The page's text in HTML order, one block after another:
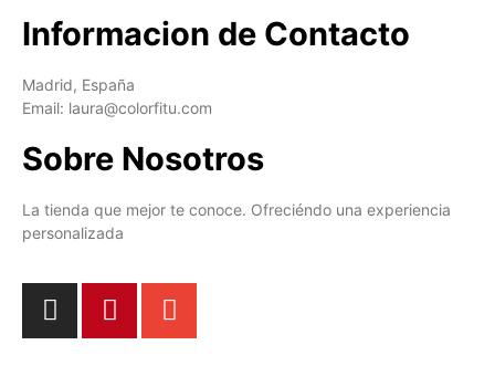
Informacion de Contacto
Madrid, España
Email: laura@colorfitu.com
Sobre Nosotros
La tienda que mejor te conoce. Ofreciéndo una experiencia
personalizada